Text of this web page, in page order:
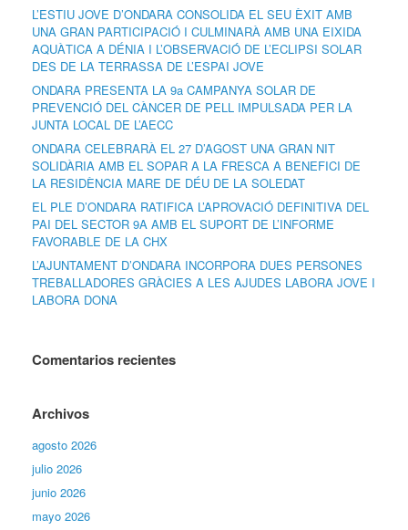
L’ESTIU JOVE D’ONDARA CONSOLIDA EL SEU ÈXIT AMB
UNA GRAN PARTICIPACIÓ I CULMINARÀ AMB UNA EIXIDA
AQUÀTICA A DÉNIA I L’OBSERVACIÓ DE L’ECLIPSI SOLAR
DES DE LA TERRASSA DE L’ESPAI JOVE
ONDARA PRESENTA LA 9a CAMPANYA SOLAR DE
PREVENCIÓ DEL CÀNCER DE PELL IMPULSADA PER LA
JUNTA LOCAL DE L’AECC
ONDARA CELEBRARÀ EL 27 D’AGOST UNA GRAN NIT
SOLIDÀRIA AMB EL SOPAR A LA FRESCA A BENEFICI DE
LA RESIDÈNCIA MARE DE DÉU DE LA SOLEDAT
EL PLE D’ONDARA RATIFICA L’APROVACIÓ DEFINITIVA DEL
PAI DEL SECTOR 9A AMB EL SUPORT DE L’INFORME
FAVORABLE DE LA CHX
L’AJUNTAMENT D’ONDARA INCORPORA DUES PERSONES
TREBALLADORES GRÀCIES A LES AJUDES LABORA JOVE I
LABORA DONA
Comentarios recientes
Archivos
agosto 2026
julio 2026
junio 2026
mayo 2026